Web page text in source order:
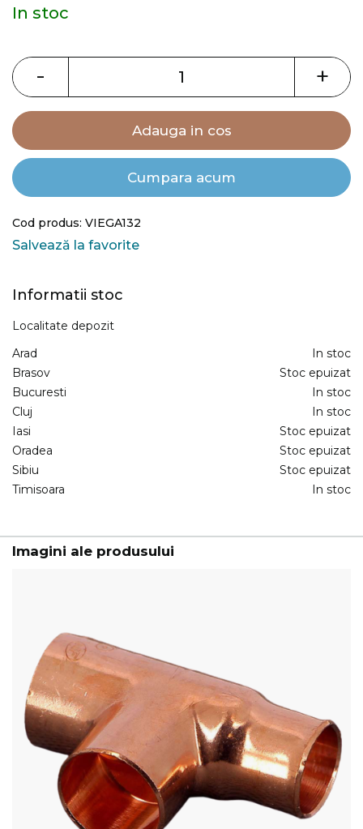
beginning
images
gallery
In stoc
- +
Adauga in cos
Cumpara acum
Cod produs: VIEGA132
Salvează la favorite
Informatii stoc
Localitate depozit
Arad
In stoc
Brasov
Stoc epuizat
Bucuresti
In stoc
Cluj
In stoc
Iasi
Stoc epuizat
Oradea
Stoc epuizat
Sibiu
Stoc epuizat
Timisoara
In stoc
Imagini ale produsului